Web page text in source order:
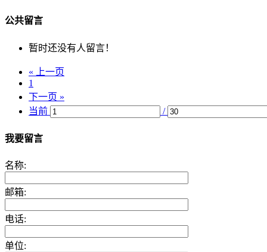
公共留言
暂时还没有人留言！
« 上一页
1
下一页 »
当前
/
我要留言
名称:
邮箱:
电话:
单位: